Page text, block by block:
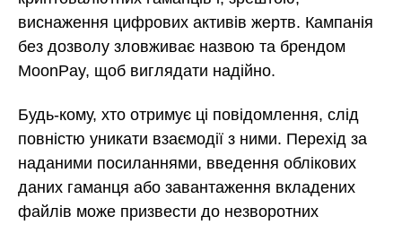
виснаження цифрових активів жертв. Кампанія
без дозволу зловживає назвою та брендом
MoonPay, щоб виглядати надійно.
Будь-кому, хто отримує ці повідомлення, слід
повністю уникати взаємодії з ними. Перехід за
наданими посиланнями, введення облікових
даних гаманця або завантаження вкладених
файлів може призвести до незворотних